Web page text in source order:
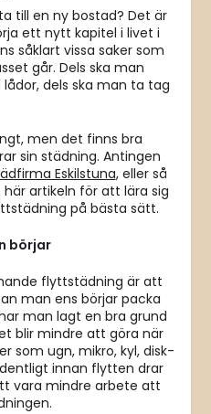
till en ny bostad? Det är
ett nytt kapitel i livet i
såklart vissa saker som
går. Dels ska man
dels ska man ta tag
men det finns bra
sin städning. Antingen
Eskilstuna, eller så
artikeln för att lära sig
på bästa sätt.
börjar
flyttstädning är att
man ens börjar packa
man lagt en bra grund
blir mindre att göra när
som ugn, mikro, kyl, disk-
innan flytten drar
vara mindre arbete att